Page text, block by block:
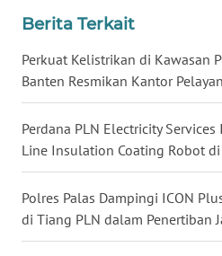
Berita Terkait
Perkuat Kelistrikan di Kawasan
Banten Resmikan Kantor
Perdana PLN Electricity
Line Insulation Coating Robot
Polres Palas Dampingi ICON
di Tiang PLN dalam Penertiban
KALSEL
WN
WN
WN
GORONTALO